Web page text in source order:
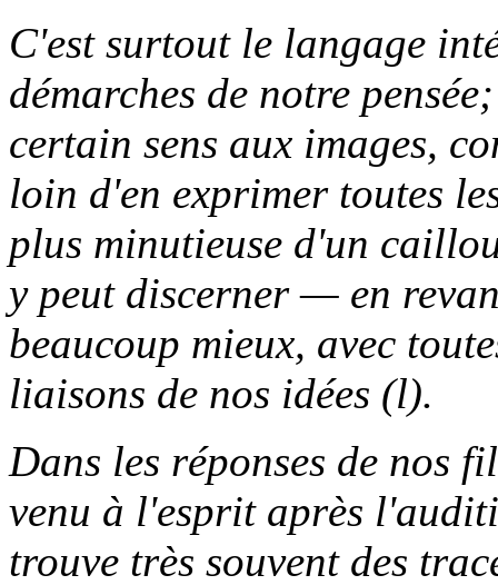
C'est surtout le langage
démarches de notre
certain sens aux images,
loin d'en exprimer toutes
plus minutieuse d'un
y peut discerner — en
beaucoup mieux, avec
liaisons de nos idées (l).
Dans les réponses de nos
venu à l'esprit après
trouve très souvent des